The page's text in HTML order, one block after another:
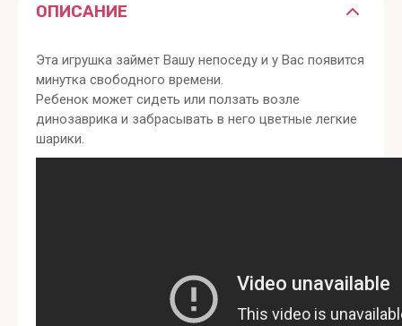
ОПИСАНИЕ
Эта игрушка займет Вашу непоседу и у Вас появится
минутка свободного времени.
Ребенок может сидеть или ползать возле
динозаврика и забрасывать в него цветные легкие
шарики.